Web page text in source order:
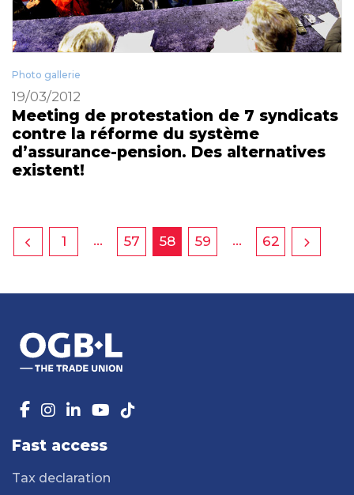
Photo gallerie
19/03/2012
Meeting de protestation de 7 syndicats
contre la réforme du système
d’assurance-pension. Des alternatives
existent!
1 … 57 58 59 … 62
Fast access
Tax declaration